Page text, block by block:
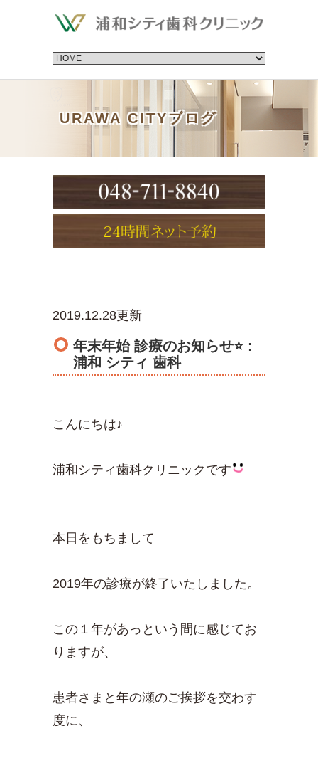
URAWA CITYブログ
2019.12.28更新
年末年始 診療のお知らせ⭐ :
浦和 シティ 歯科
こんにちは♪
浦和シティ歯科クリニックです
本日をもちまして
2019年の診療が終了いたしました。
この１年があっという間に感じてお
りますが、
患者さまと年の瀬のご挨拶を交わす
度に、